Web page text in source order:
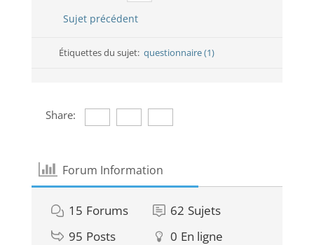
Sujet précédent
Étiquettes du sujet:questionnaire (1)
Share:
Forum Information
15 Forums 62 Sujets
95 Posts 0 En ligne